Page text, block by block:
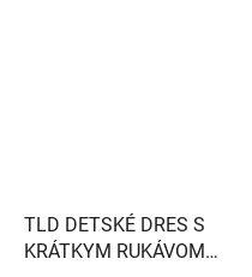
TLD DETSKÉ DRES S
KRÁTKYM RUKÁVOM